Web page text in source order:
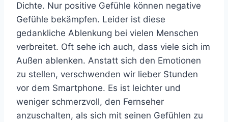
Dichte. Nur positive Gefühle können negative
Gefühle bekämpfen. Leider ist diese
gedankliche Ablenkung bei vielen Menschen
verbreitet. Oft sehe ich auch, dass viele sich im
Außen ablenken. Anstatt sich den Emotionen
zu stellen, verschwenden wir lieber Stunden
vor dem Smartphone. Es ist leichter und
weniger schmerzvoll, den Fernseher
anzuschalten, als sich mit seinen Gefühlen zu